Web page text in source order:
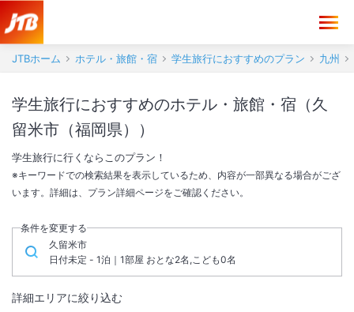
JTBホーム ホテル・旅館・宿 学生旅行におすすめのプラン 九州
学生旅行におすすめのホテル・旅館・宿（久
留米市（福岡県））
学生旅行に行くならこのプラン！
※キーワードでの検索結果を表示しているため、内容が一部異なる場合がござ
います。詳細は、プラン詳細ページをご確認ください。
条件を変更する
久留米市
日付未定 - 1泊｜1部屋 おとな2名,こども0名
詳細エリアに絞り込む